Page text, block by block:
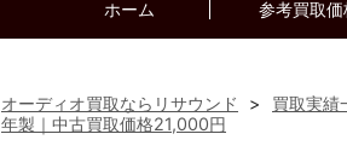
ホーム 参考買取価
オーディオ買取ならリサウンド >
買取実績
年製｜中古買取価格21,000円